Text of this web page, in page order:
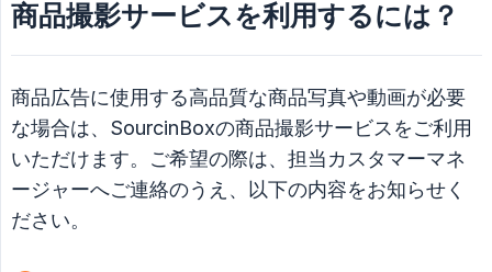
商品撮影サービスを利用するには？
商品広告に使用する高品質な商品写真や動画が必要
な場合は、SourcinBoxの商品撮影サービスをご利用
いただけます。ご希望の際は、担当カスタマーマネ
ージャーへご連絡のうえ、以下の内容をお知らせく
ださい。